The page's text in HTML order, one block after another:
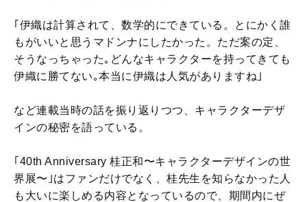
｢伊織は計算されて、数学的にできている。とにかく誰
もがいいと思うマドンナにしたかった。ただ案の定、
そうなっちゃった｡どんなキャラクターを持ってきても
伊織に勝てない｡本当に伊織は人気がありますね｣
など連載当時の話を振り返りつつ、キャラクターデザ
インの秘密を語っている。
｢40th Anniversary 桂正和〜キャラクターデザインの世
界展〜｣はファンだけでなく、桂先生を知らなかった人
も大いに楽しめる内容となっているので、期間内にぜ